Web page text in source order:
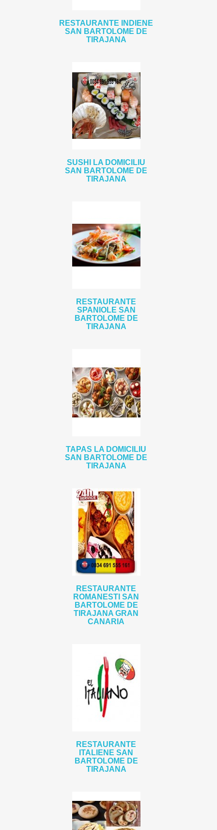
RESTAURANTE INDIENE
SAN BARTOLOME DE
TIRAJANA
SUSHI LA DOMICILIU
SAN BARTOLOME DE
TIRAJANA
RESTAURANTE
SPANIOLE SAN
BARTOLOME DE
TIRAJANA
TAPAS LA DOMICILIU
SAN BARTOLOME DE
TIRAJANA
RESTAURANTE
ROMANESTI SAN
BARTOLOME DE
TIRAJANA GRAN
CANARIA
RESTAURANTE
ITALIENE SAN
BARTOLOME DE
TIRAJANA